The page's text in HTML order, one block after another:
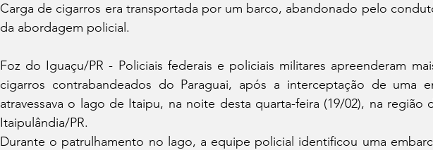
Carga de cigarros era transportada por um barco, abandonado pelo
da abordagem policial.
Foz do Iguaçu/PR - Policiais federais e policiais militares apreenderam
cigarros contrabandeados do Paraguai, após a interceptação de uma
atravessava o lago de Itaipu, na noite desta quarta-feira (19/02), na região
Itaipulândia/PR.
Durante o patrulhamento no lago, a equipe policial identificou uma